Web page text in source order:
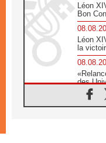
Léon
Bon
Léon
la
des
Signis